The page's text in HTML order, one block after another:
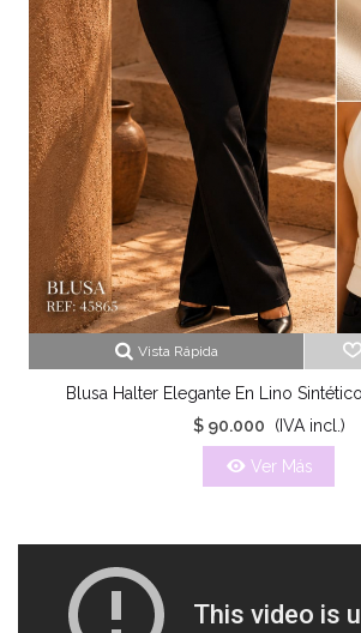
Vista Rápida
Blusa Halter Elegante En Lino
$ 90.000
(IVA incl.)
Ver Más